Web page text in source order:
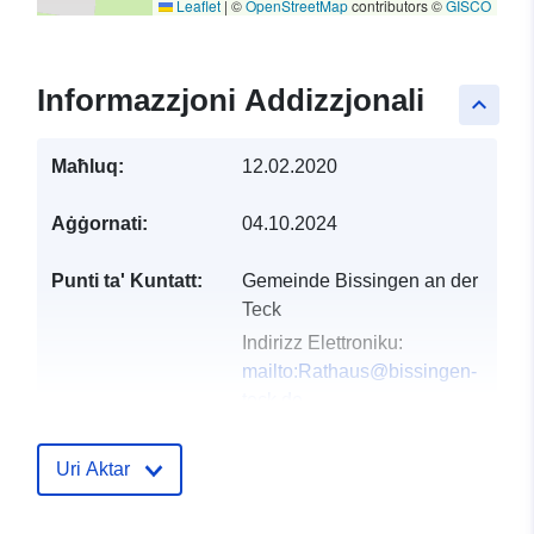
Leaflet | ©OpenStreetMapcontributors ©GISCO
keyboard_arrow_up
Informazzjoni Addizzjonali
Maħluq: 12.02.2020
Aġġornati: 04.10.2024
Punti ta' Kuntatt:
Gemeinde Bissingen an der
Teck
Indirizz Elettroniku:
mailto:Rathaus@bissingen-
Uri Aktar